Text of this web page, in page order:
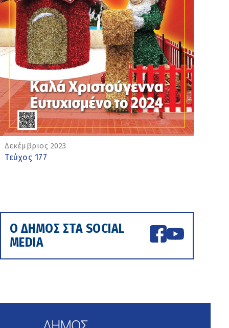
Δεκέμβριος 2023
Τεύχος 177
Ο ΔΗΜΟΣ ΣΤΑ SOCIAL
MEDIA